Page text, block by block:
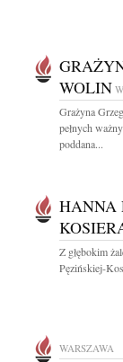
WOLIN
Grażyna
pełnych
poddana...
HANNA
Z głębokim
Pęzińskiej-
WARSZAWA